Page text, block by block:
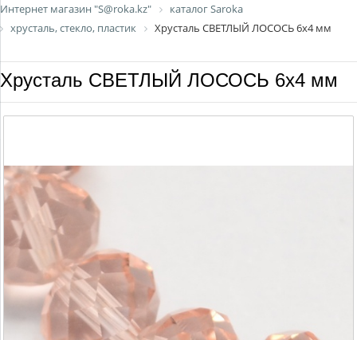
Интернет магазин "S@roka.kz"
каталог Saroka
хрусталь, стекло, пластик
Хрусталь СВЕТЛЫЙ ЛОСОСЬ 6х4 мм
Хрусталь СВЕТЛЫЙ ЛОСОСЬ 6х4 мм